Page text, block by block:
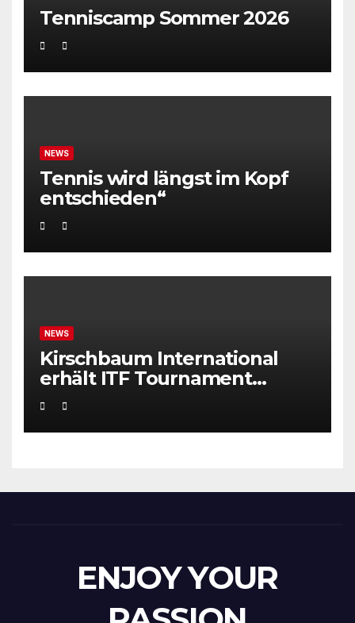
Tenniscamp Sommer 2026
NEWS
Tennis wird längst im Kopf
entschieden“
NEWS
Kirschbaum International
erhält ITF Tournament
Recognition Award 2025
ENJOY YOUR